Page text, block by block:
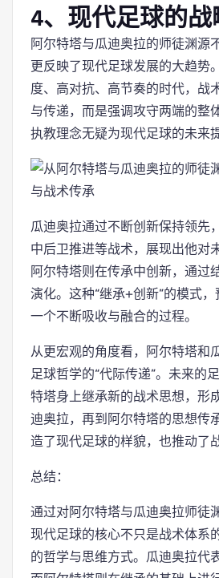
4、现代足球的
阿尔特塔与瓜迪奥拉的师徒渊源
更反映了现代足球发展的大趋势
度、高对抗、高节奏的时代，战
与传递，而是强调攻守两端的整
执教理念无疑为现代足球的未来
瓜迪奥拉通过不断创新保持领先
中后卫推进等战术，展现出他对
阿尔特塔则在传承中创新，通过
演化。这种“继承+创新”的模式
一个不断吸收与融合的过程。
从更宏观的角度看，阿尔特塔和
足球哲学的“代际传递”。未来的
特塔身上继承新的战术思想，形
迪奥拉，再到阿尔特塔的思想传
造了现代足球的样貌，也推动了
总结：
通过对阿尔特塔与瓜迪奥拉师徒
现代足球的核心不只是战术体系
的哲学与思维方式。瓜迪奥拉代